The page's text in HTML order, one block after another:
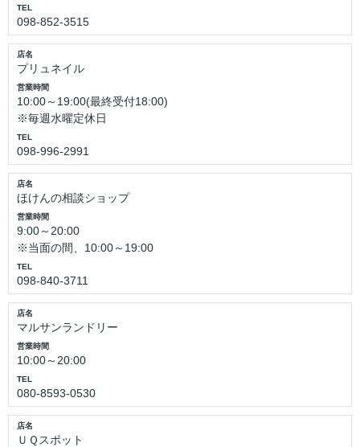
TEL
098-852-3515
店名
プリュネイル
営業時間
10:00～19:00(最終受付18:00)
※毎週水曜定休日
TEL
098-996-2991
店名
ほけんの相談ショップ
営業時間
9:00～20:00
※当面の間、10:00～19:00
TEL
098-840-3711
店名
マルサンランドリー
営業時間
10:00～20:00
TEL
080-8593-0530
店名
ＵＱスポット